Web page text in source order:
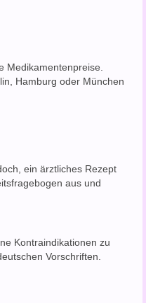
Medikamentenpreise.
Hamburg oder München
ein ärztliches Rezept
aus und
Kontraindikationen zu
Vorschriften.